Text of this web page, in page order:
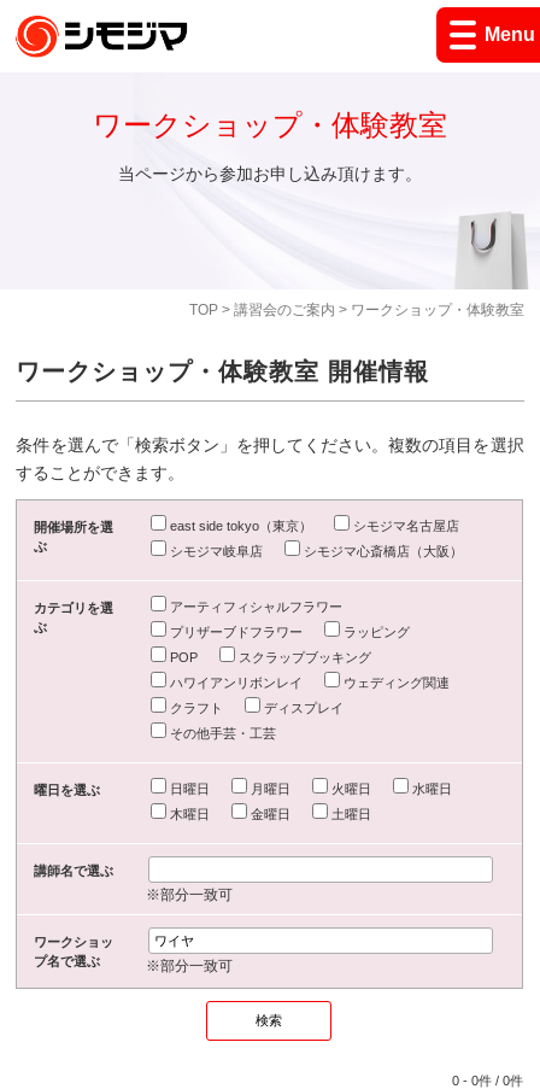
Menu
TOP> 講習会のご案内 > ワークショップ・体験教室
ワークショップ・体験教室
当ページから参加お申し込み頂けます。
ワークショップ・体験教室 開催情報
条件を選んで「検索ボタン」を押してください。複数の項目を選択
することができます。
開催場所を選
ぶ
east side tokyo（東京）
シモジマ名古屋店
シモジマ岐阜店
シモジマ心斎橋店（大阪）
カテゴリを選
ぶ
アーティフィシャルフラワー
プリザーブドフラワー
ラッピング
POP
スクラップブッキング
ハワイアンリボンレイ
ウェディング関連
クラフト
ディスプレイ
その他手芸・工芸
曜日を選ぶ 日曜日 月曜日 火曜日
水曜日
木曜日
金曜日 土曜日
講師名で選ぶ
※部分一致可
ワークショッ
プ名で選ぶ
※部分一致可
0 -0件 /0件